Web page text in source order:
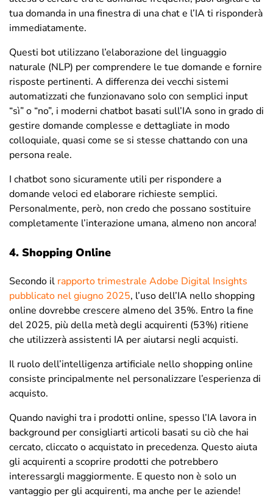
tua domanda in una finestra di una chat e l’IA ti risponderà
immediatamente.
Questi bot utilizzano l’elaborazione del linguaggio
naturale (NLP) per comprendere le tue domande e fornire
risposte pertinenti. A differenza dei vecchi sistemi
automatizzati che funzionavano solo con semplici input
“sì” o “no”, i moderni chatbot basati sull’IA sono in grado di
gestire domande complesse e dettagliate in modo
colloquiale, quasi come se si stesse chattando con una
persona reale.
I chatbot sono sicuramente utili per rispondere a
domande veloci ed elaborare richieste semplici.
Personalmente, però, non credo che possano sostituire
completamente l’interazione umana, almeno non ancora!
4. Shopping Online
Secondo il rapporto trimestrale Adobe Digital Insights
pubblicato nel giugno 2025, l’uso dell’IA nello shopping
online dovrebbe crescere almeno del 35%. Entro la fine
del 2025, più della metà degli acquirenti (53%) ritiene
che utilizzerà assistenti IA per aiutarsi negli acquisti.
Il ruolo dell’intelligenza artificiale nello shopping online
consiste principalmente nel personalizzare l’esperienza di
acquisto.
Quando navighi tra i prodotti online, spesso l’IA lavora in
background per consigliarti articoli basati su ciò che hai
cercato, cliccato o acquistato in precedenza. Questo aiuta
gli acquirenti a scoprire prodotti che potrebbero
interessargli maggiormente. E questo non è solo un
vantaggio per gli acquirenti, ma anche per le aziende!